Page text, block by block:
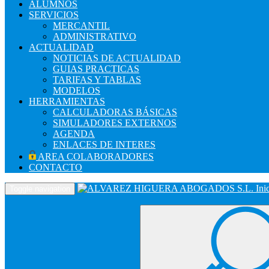
ALUMNOS
SERVICIOS
MERCANTIL
ADMINISTRATIVO
ACTUALIDAD
NOTICIAS DE ACTUALIDAD
GUIAS PRACTICAS
TARIFAS Y TABLAS
MODELOS
HERRAMIENTAS
CALCULADORAS BÁSICAS
SIMULADORES EXTERNOS
AGENDA
ENLACES DE INTERES
AREA COLABORADORES
CONTACTO